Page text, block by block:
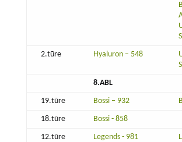
2.tūre Hyaluron – 548
8.ABL
19.tūre Bossi – 932
18.tūre Bossi - 858
12.tūre Legends - 981